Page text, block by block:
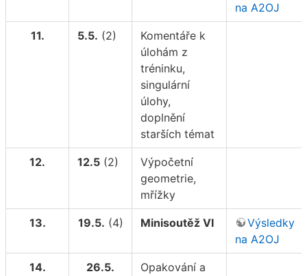
na A2OJ
11. 5.5. (2)
Komentáře k
úlohám z
tréninku,
singulární
úlohy,
doplnění
starších témat
12. 12.5 (2)
Výpočetní
geometrie,
mřížky
13. 19.5. (4) Minisoutěž VI
Výsledky
na A2OJ
14.
26.5.
Opakování a